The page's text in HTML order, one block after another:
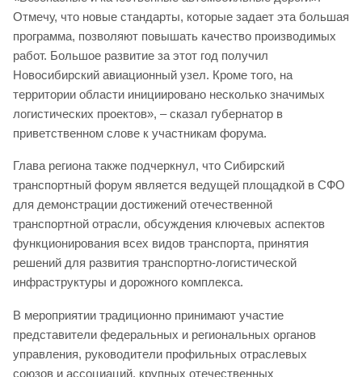
Отмечу, что новые стандарты, которые задает эта большая
программа, позволяют повышать качество производимых
работ. Большое развитие за этот год получил
Новосибирский авиационный узел. Кроме того, на
территории области инициировано несколько значимых
логистических проектов», – сказал губернатор в
приветственном слове к участникам форума.
Глава региона также подчеркнул, что Сибирский
транспортный форум является ведущей площадкой в СФО
для демонстрации достижений отечественной
транспортной отрасли, обсуждения ключевых аспектов
функционирования всех видов транспорта, принятия
решений для развития транспортно-логистической
инфраструктуры и дорожного комплекса.
В мероприятии традиционно принимают участие
представители федеральных и региональных органов
управления, руководители профильных отраслевых
союзов и ассоциаций, крупных отечественных